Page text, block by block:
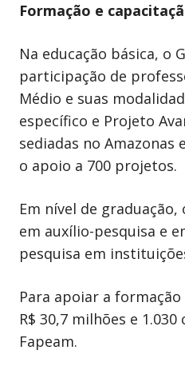
Formação e
Na educação básica, o
participação de
Médio e suas
específico e Projeto
sediadas no
o apoio a 700 projetos.
Em nível de
em auxílio-pesquisa e
pesquisa em
Para apoiar a
R$ 30,7 milhões e
Fapeam.